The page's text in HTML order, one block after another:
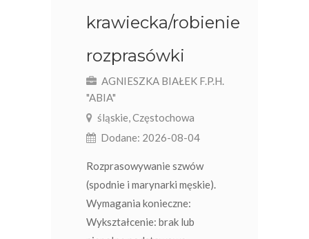
krawiecka/robienie
rozprasówki
AGNIESZKA BIAŁEK F.P.H.
"ABIA"
śląskie, Częstochowa
Dodane: 2026-08-04
Rozprasowywanie szwów
(spodnie i marynarki męskie).
Wymagania konieczne:
Wykształcenie: brak lub